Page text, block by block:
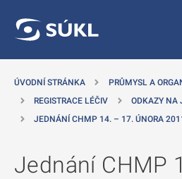
ÚVODNÍ STRÁNKA PRŮMYSL A
REGISTRACE LÉČIV
ODKAZY NA
JEDNÁNÍ CHMP 14. – 17. ÚNORA
Jednání CHMP